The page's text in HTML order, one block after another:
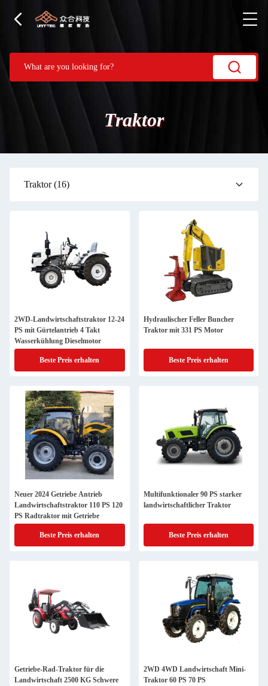
Traktor
Traktor(16)
2WD-Landwirtschaftstraktor 12-24
PS mit Gürtelantrieb 4 Takt
Wasserkühlung Dieselmotor
Beste Preis erhalten
Hydraulischer Feller Buncher
Traktor mit 331 PS Motor
Beste Preis erhalten
Neuer 2024 Getriebe Antrieb
Landwirtschaftstraktor 110 PS 120
PS Radtraktor mit Getriebe
Beste Preis erhalten
Multifunktionaler 90 PS starker
landwirtschaftlicher Traktor
Beste Preis erhalten
Getriebe-Rad-Traktor für die
Landwirtschaft 2500 KG Schwere
2WD 4WD Landwirtschaft Mini-
Traktor 60 PS 70 PS